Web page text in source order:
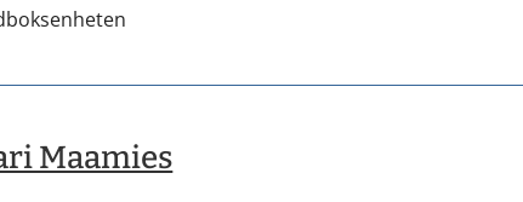
Maamies